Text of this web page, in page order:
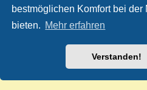
bestmöglichen Komfort bei der
bieten. Mehr erfahren
Verstanden!
Customized by